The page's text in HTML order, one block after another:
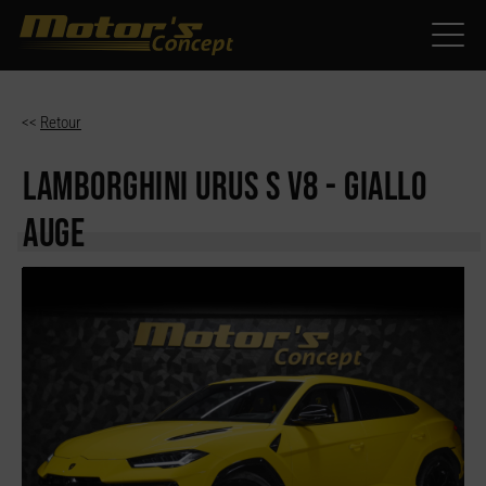
<< Retour
LAMBORGHINI URUSS V8 - GIALLO
AUGE